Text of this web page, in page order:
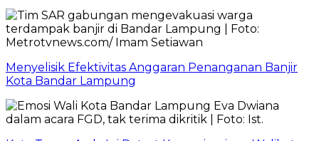
Menyelisik Efektivitas Anggaran Penanganan Banjir
Kota Bandar Lampung